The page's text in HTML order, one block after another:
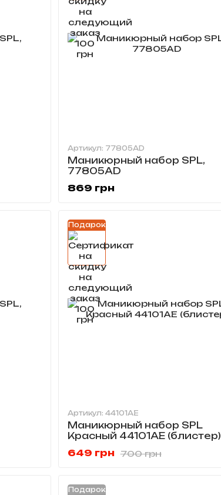
Артикул: 77805AD
Маникюрный набор SPL,
77805AD
869 грн
Подарок
Артикул: 44101AE
Маникюрный набор SPL
Красный 44101AE (блистер)
700 грн
649 грн
Подарок